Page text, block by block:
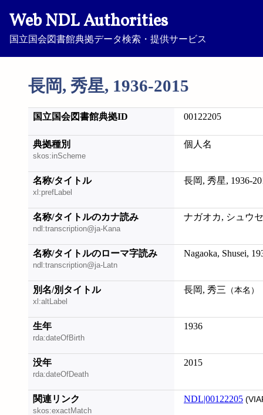
Web NDL Authorities
国立国会図書館典拠データ検索・提供サービス
長岡, 秀星, 1936-2015
国立国会図書館典拠ID 00122205
典拠種別
skos:inScheme
個人名
名称/タイトル
xl:prefLabel
長岡, 秀星, 1936-
名称/タイトルのカナ読み
ndl:transcription@ja-Kana
ナガオカ, シュウ
名称/タイトルのローマ字読み
ndl:transcription@ja-Latn
Nagaoka, Shusei,
別名/別タイトル
xl:altLabel
長岡, 秀三 （本名）
生年
rda:dateOfBirth
1936
没年
rda:dateOfDeath
2015
関連リンク
skos:exactMatch
NDL|00122205